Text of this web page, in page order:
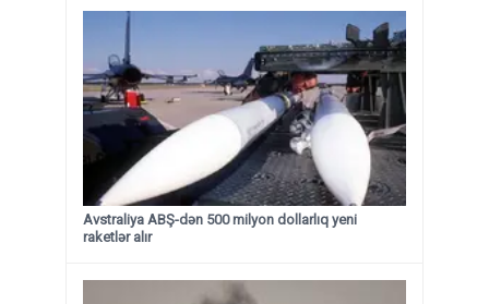
Avstraliya ABŞ-dən 500 milyon dollarlıq yeni
raketlər alır